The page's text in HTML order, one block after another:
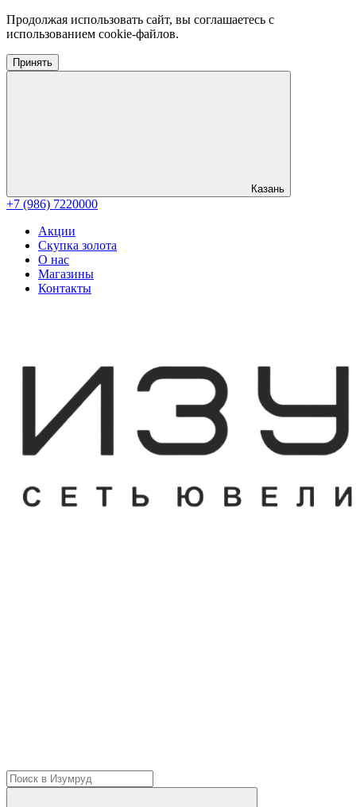
Продолжая использовать сайт, вы соглашаетесь с
использованием cookie-файлов.
Принять
Казань
+7 (986) 7220000
Акции
Скупка золота
О нас
Магазины
Контакты